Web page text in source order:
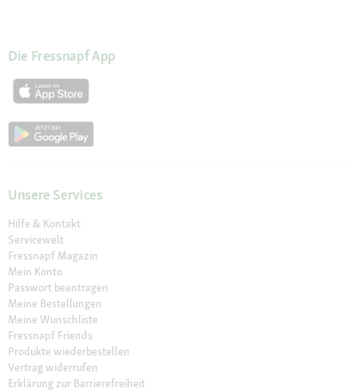
Die Fressnapf App
Unsere Services
Hilfe & Kontakt
Servicewelt
Fressnapf Magazin
Mein Konto
Passwort beantragen
Meine Bestellungen
Meine Wunschliste
Fressnapf Friends
Produkte wiederbestellen
Vertrag widerrufen
Erklärung zur Barrierefreiheit